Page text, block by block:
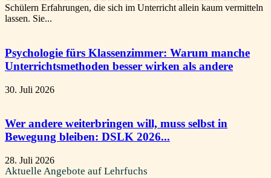
Schülern Erfahrungen, die sich im Unterricht allein kaum vermitteln
lassen. Sie...
Psychologie fürs Klassenzimmer: Warum manche
Unterrichtsmethoden besser wirken als andere
30. Juli 2026
Wer andere weiterbringen will, muss selbst in
Bewegung bleiben: DSLK 2026...
28. Juli 2026
Aktuelle Angebote auf Lehrfuchs